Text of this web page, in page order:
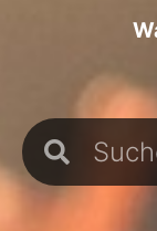
SucheSuche